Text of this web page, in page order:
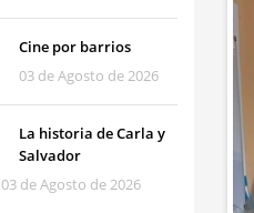
Cine por barrios
03 de Agosto de 2026
La historia de Carla y
Salvador
03 de Agosto de 2026